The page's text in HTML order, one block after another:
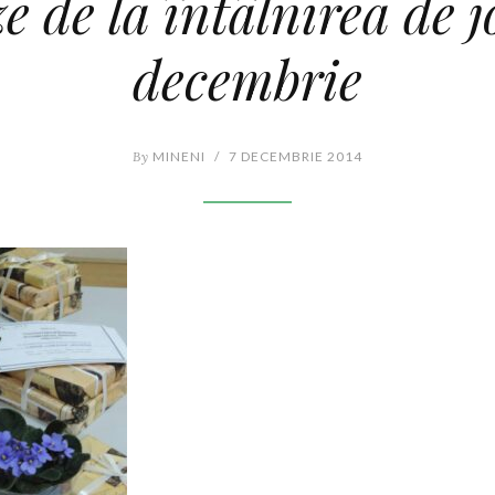
decembrie
By MINENI / 7 DECEMBRIE 2014